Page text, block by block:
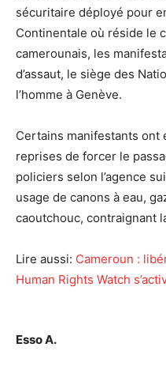
sécuritaire déployé pour
Continentale où réside le
camerounais, les
d’assaut, le siège des
l’homme à Genève.
Certains manifestants ont
reprises de forcer le
policiers selon l’agence
usage de canons à eau,
caoutchouc, contraignant
Lire aussi: Cameroun :
Human Rights Watch
Esso A.